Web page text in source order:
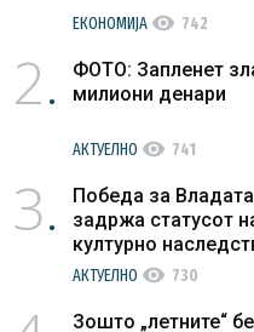
ЕКОНОМИЈА visibility 742
2
ФОТО: Запленет
милиони денари
АКТУЕЛНО visibility 741
3
Победа за
задржа статусот
културно
АКТУЕЛНО visibility 730
Зошто „летните“